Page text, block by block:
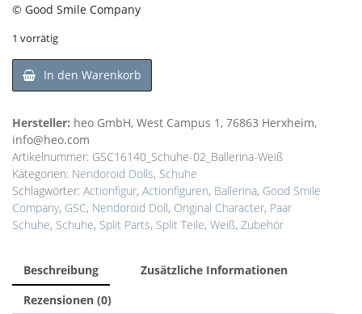
© Good Smile Company
1 vorrätig
In den Warenkorb
Hersteller: heo GmbH, West Campus 1, 76863 Herxheim,
info@heo.com
Artikelnummer: GSC16140_Schuhe-02_Ballerina-Weiß
Kategorien: Nendoroid Dolls, Schuhe
Schlagwörter: Actionfigur, Actionfiguren, Ballerina, Good Smile
Company, GSC, Nendoroid Doll, Original Character, Paar
Schuhe, Schuhe, Split Parts, Split Teile, Weiß, Zubehör
Beschreibung
Zusätzliche Informationen
Rezensionen (0)